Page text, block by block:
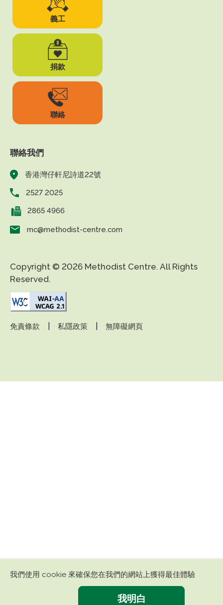
義工
捐款
聯絡
聯絡我們
香港灣仔軒尼詩道22號
2527 2025
2865 4966
mc@methodist-centre.com
Copyright © 2026 Methodist Centre. All Rights
Reserved.
免責條款 私隱政策 無障礙網頁
我們使用 cookie 來確保您在我們的網站上獲得最佳體驗
我明白